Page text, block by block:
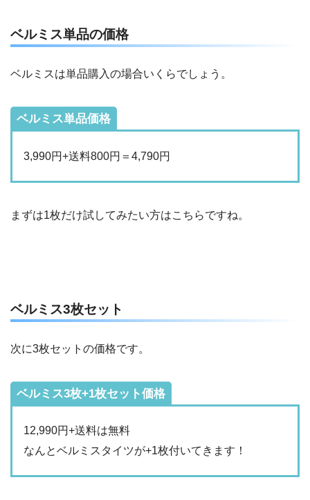
ベルミス単品の価格
ベルミスは単品購入の場合いくらでしょう。
ベルミス単品価格
3,990円+送料800円＝4,790円
まずは1枚だけ試してみたい方はこちらですね。
ベルミス3枚セット
次に3枚セットの価格です。
ベルミス3枚+1枚セット価格
12,990円+送料は無料
なんとベルミスタイツが+1枚付いてきます！